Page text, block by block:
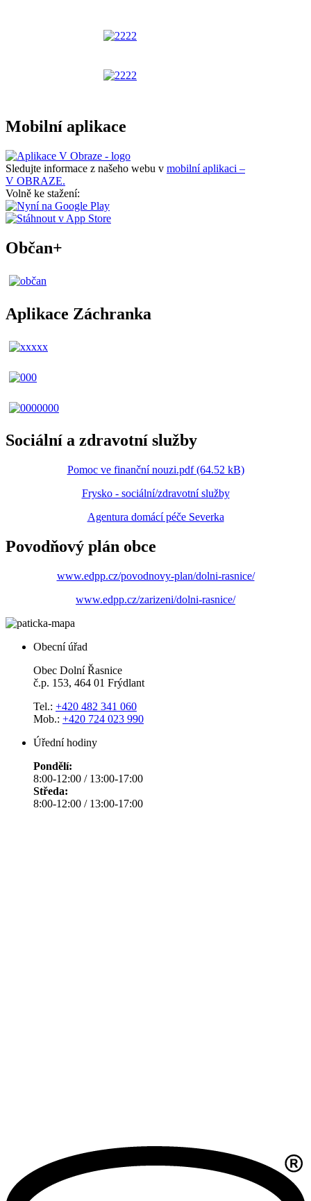
Mobilní aplikace
Sledujte informace z našeho webu v mobilní aplikaci –
V OBRAZE.
Volně ke stažení:
Občan+
Aplikace Záchranka
Sociální a zdravotní služby
Pomoc ve finanční nouzi.pdf (64.52 kB)
Frysko - sociální/zdravotní služby
Agentura domácí péče Severka
Povodňový plán obce
www.edpp.cz/povodnovy-plan/dolni-rasnice/
www.edpp.cz/zarizeni/dolni-rasnice/
Obecní úřad
Obec Dolní Řasnice
č.p. 153, 464 01 Frýdlant
Tel.: +420 482 341 060
Mob.: +420 724 023 990
Úřední hodiny
Pondělí:
8:00-12:00 / 13:00-17:00
Středa:
8:00-12:00 / 13:00-17:00